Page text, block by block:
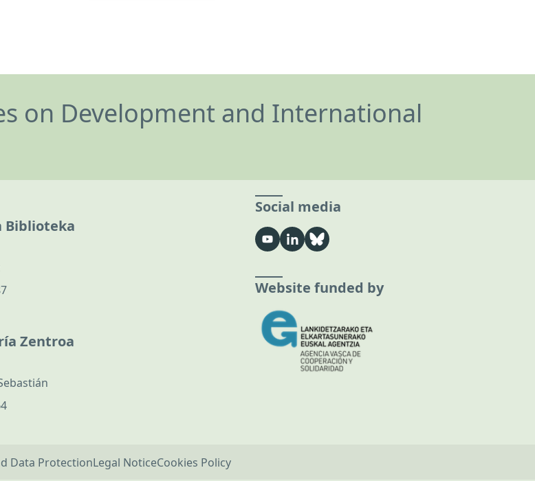
on Development and International
Biblioteka
Zentroa
Social media
Website funded by
Data ProtectionLegal NoticeCookies Policy